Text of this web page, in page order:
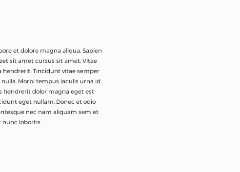
et dolore magna aliqua. Sapien
sit amet cursus sit amet. Vitae
hendrerit. Tincidunt vitae semper
Morbi tempus iaculis urna id
hendrerit dolor magna eget est
eget nullam. Donec et odio
nec nam aliquam sem et
nunc lobortis.